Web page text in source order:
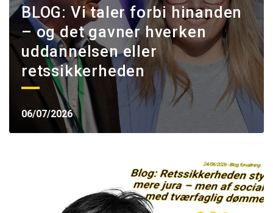
BLOG: Vi taler forbi hinanden
– og det gavner hverken
uddannelsen eller
retssikkerheden
06/07/2026